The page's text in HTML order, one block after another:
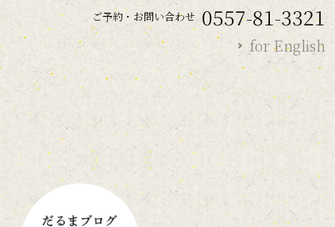
ご予約・お問い合わせ 0557-81-3321
for English